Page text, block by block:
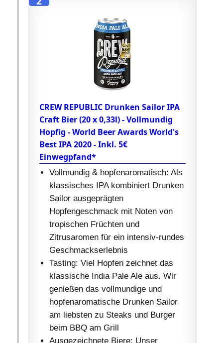
CREW REPUBLIC Drunken Sailor IPA
Craft Bier (20 x 0,33l) - Vollmundig
Hopfig - World Beer Awards World's
Best IPA 2020 - Inkl. 5€
Einwegpfand*
Vollmundig & hopfenaromatisch: Als
klassisches IPA kombiniert Drunken
Sailor ausgeprägten
Hopfengeschmack mit Noten von
tropischen Früchten und
Zitrusaromen für ein intensiv-rundes
Geschmackserlebnis
Tasting: Viel Hopfen zeichnet das
klassische India Pale Ale aus. Wir
genießen das vollmundige und
hopfenaromatische Drunken Sailor
am liebsten zu Steaks und Burger
beim BBQ am Grill
Ausgezeichnete Biere: Unser